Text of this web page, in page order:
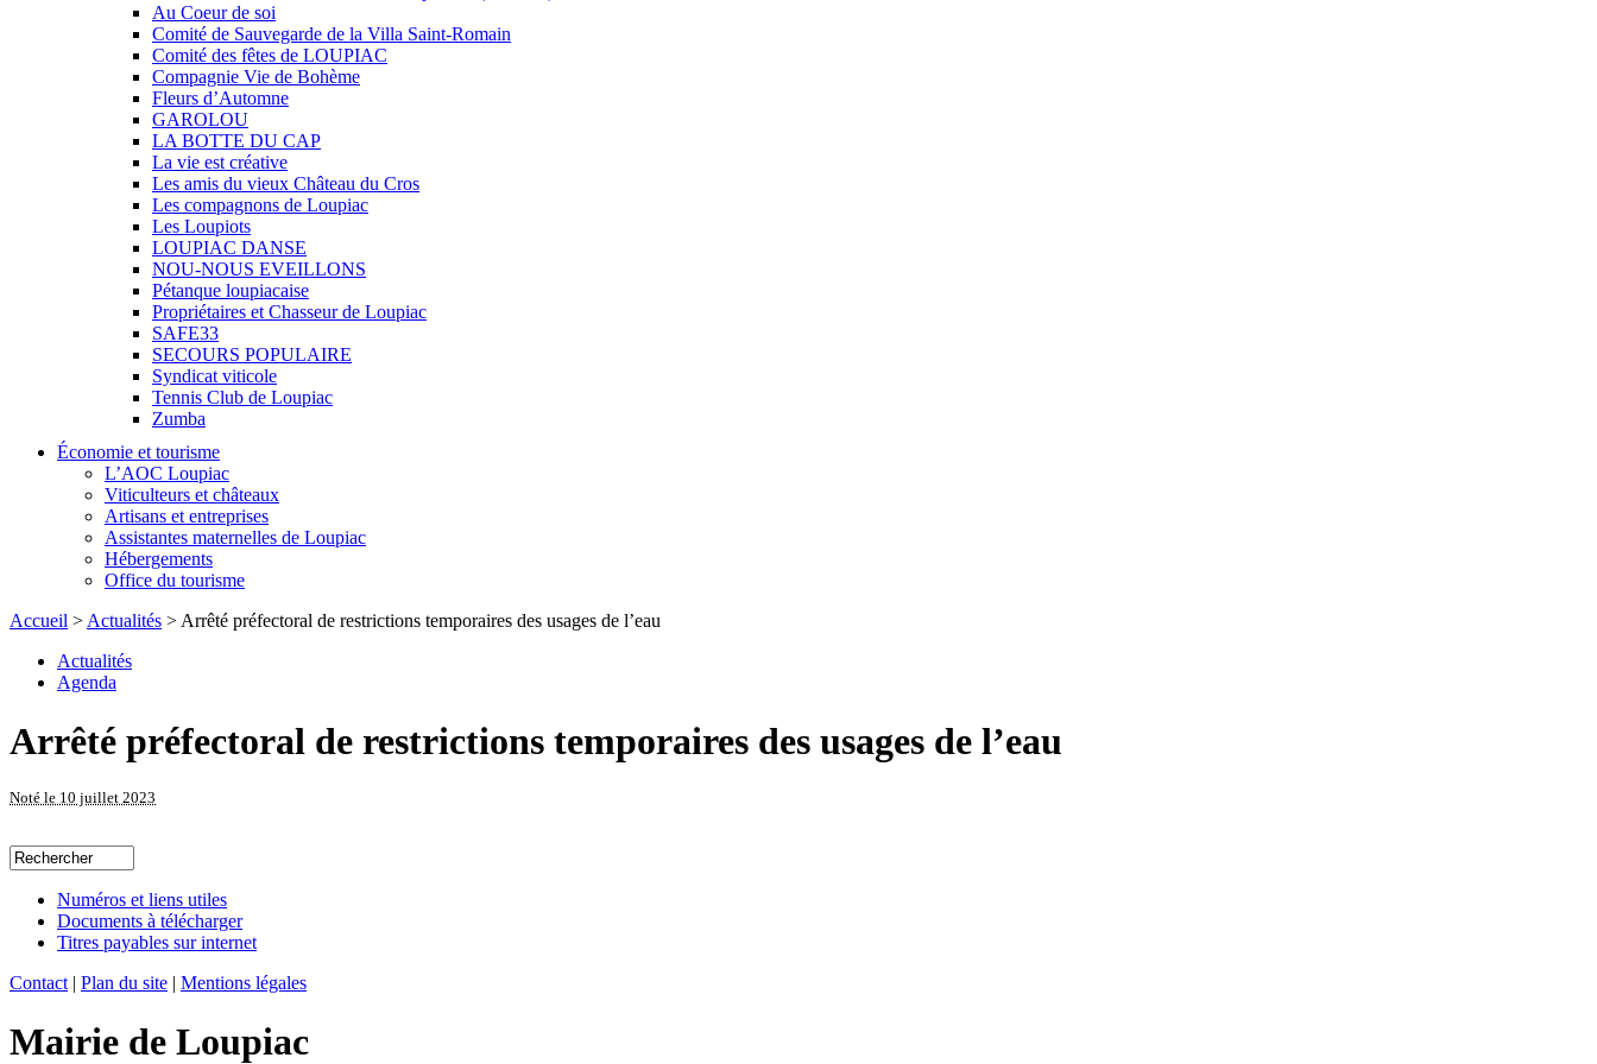
Au Coeur de soi
Comité de Sauvegarde de la Villa Saint-Romain
Comité des fêtes de LOUPIAC
Compagnie Vie de Bohème
Fleurs d’Automne
GAROLOU
LA BOTTE DU CAP
La vie est créative
Les amis du vieux Château du Cros
Les compagnons de Loupiac
Les Loupiots
LOUPIAC DANSE
NOU-NOUS EVEILLONS
Pétanque loupiacaise
Propriétaires et Chasseur de Loupiac
SAFE33
SECOURS POPULAIRE
Syndicat viticole
Tennis Club de Loupiac
Zumba
Économie et tourisme
L’AOC Loupiac
Viticulteurs et châteaux
Artisans et entreprises
Assistantes maternelles de Loupiac
Hébergements
Office du tourisme
Accueil > Actualités > Arrêté préfectoral de restrictions temporaires des usages de l’eau
Actualités
Agenda
Arrêté préfectoral de restrictions temporaires des usages de l’eau
Noté le 10 juillet 2023
Numéros et liens utiles
Documents à télécharger
Titres payables sur internet
Contact | Plan du site | Mentions légales
Mairie de Loupiac